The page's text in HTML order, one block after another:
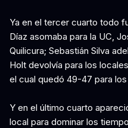
Ya en el tercer cuarto todo
Díaz asomaba para la UC,
Quilicura; Sebastián Silva
Holt devolvía para los
el cual quedó 49-47 para
Y en el último cuarto
local para dominar los